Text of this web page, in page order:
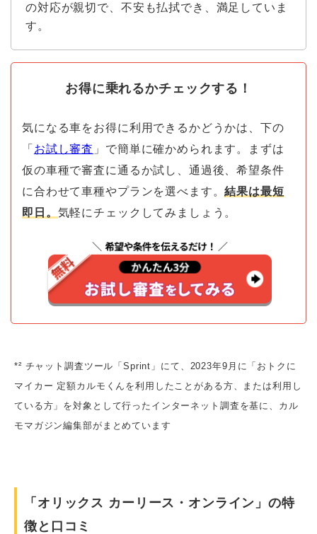
の対応が親切で、不安も払拭でき、満足していま
す。
お得に乗れるかチェックする！
気になる車をお得に利用できるかどうかは、下の
「 お試し審査 」で簡単に確かめられます。まずは
仮の車種で審査に通るか試し、通過後、希望条件
に合わせて車種やプランを選べます。結果は最短
即日。 気軽にチェックしてみましょう。
*² チャット調査ツール「Sprint」にて、2023年9月に「おトクに
マイカー 定額カルモくんを利用したことがある方、または利用し
ている方」を対象として行ったインターネット調査を基に、カル
モマガジン編集部がまとめています
「オリックス カーリース・オンライン」の特
徴と口コミ